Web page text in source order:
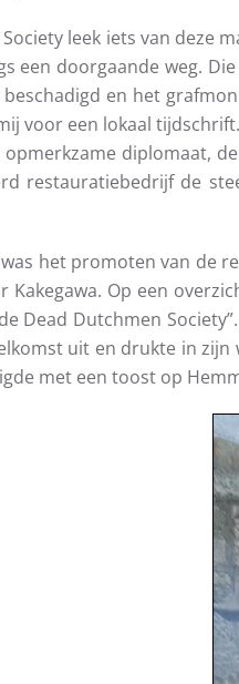
leek iets van deze
een doorgaande weg.
en het
voor een lokaal
diplomaat,
restauratiebedrijf de
het promoten van de
Kakegawa. Op een
Dead Dutchmen
uit en drukte in
met een toost op